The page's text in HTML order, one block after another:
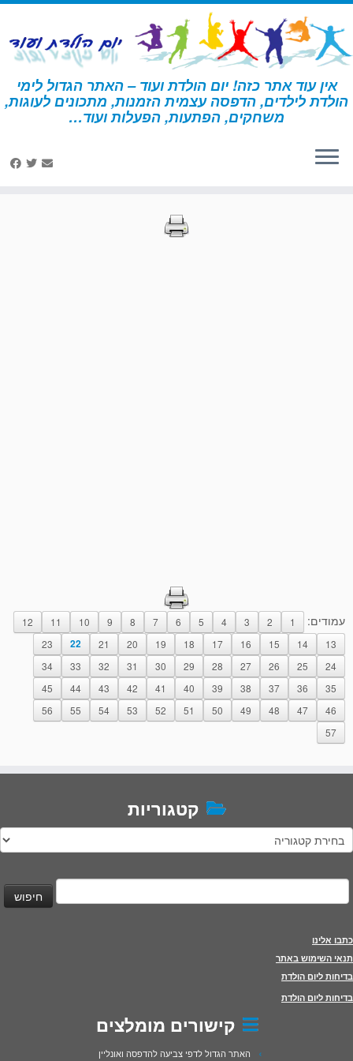
דלג
לתוכן
אין עוד אתר כזה! יום הולדת ועוד – האתר הגדול לימי
הולדת לילדים, הדפסה עצמית הזמנות, מתכונים לעוגות,
משחקים, הפתעות, הפעלות ועוד… דף הבית » הדפסות – הארי פוטר » עמוד 22
הדפסות – הארי פוטר
עמודים: 1
2
3
4
5
6
7
8
9
10
11
12
13
14
15
16
17
18
19
20
21
22
23
24
25
26
27
28
29
30
31
32
33
34
35
36
37
38
39
40
41
42
43
44
45
46
47
48
49
50
51
52
53
54
55
56
57
קטגוריות
קטגוריות
כתבו אלינו
תנאי השימוש באתר
בדיחות ליום הולדת
בדיחות ליום הולדת
קישורים מומלצים
האתר הגדול לדפי צביעה להדפסה ואונליין